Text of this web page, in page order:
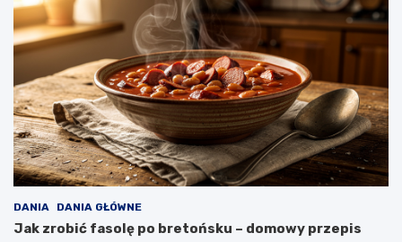
DANIA DANIA GŁÓWNE
Jak zrobić fasolę po bretońsku – domowy przepis